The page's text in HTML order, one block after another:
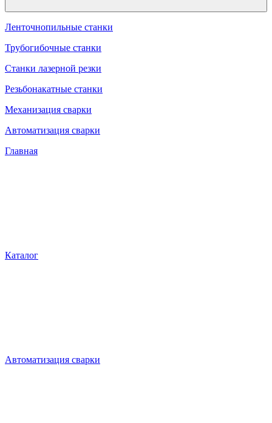
Ленточнопильные станки
Трубогибочные станки
Станки лазерной резки
Резьбонакатные станки
Механизация сварки
Автоматизация сварки
Главная
Каталог
Автоматизация сварки